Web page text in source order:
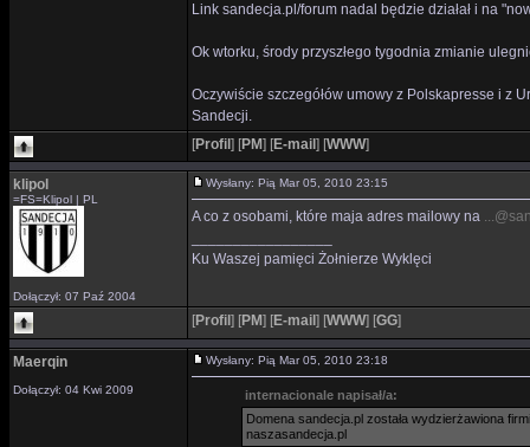
Link sandecja.pl/forum nadal będzie działał i na
Ok wtorku, środy przyszłego tygodnia zmianie
Oczywiście szczegółów umowy z Polskapresse i z
Sandecji.
[Profil ] [PM] [E-mail ] [WWW]
klipol
=FS=Klipol | PL
Dołączył: 07 Paź 2004
Wysłany: Pią Mar 05, 2010 23:15
A co z osobami, które maja adres mailowy na
Ku Waszej pamięci Żołnierze Wyklęci
[Profil ] [PM] [E-mail ] [WWW] [GG]
Maerqin
Dołączył: 04 Kwi 2009
Wysłany: Pią Mar 05, 2010 23:18
internacionale napisał/a:
Domena sandecja.pl została wydzierżawiona
naszasandecja.pl